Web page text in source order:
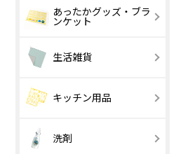
あったかグッズ・ブラ
ンケット
生活雑貨
キッチン用品
洗剤